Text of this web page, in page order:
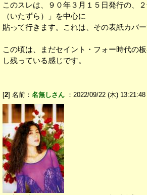
このスレは、９０年３月１５日発行の、
（いたずら）」を中心に
貼って行きます。これは、その表紙カバー
この頃は、まだセイント・フォー時代の
し残っている感じです。
[2] 名前： 名無しさん ：2022/09/22 (木) 13:21:48